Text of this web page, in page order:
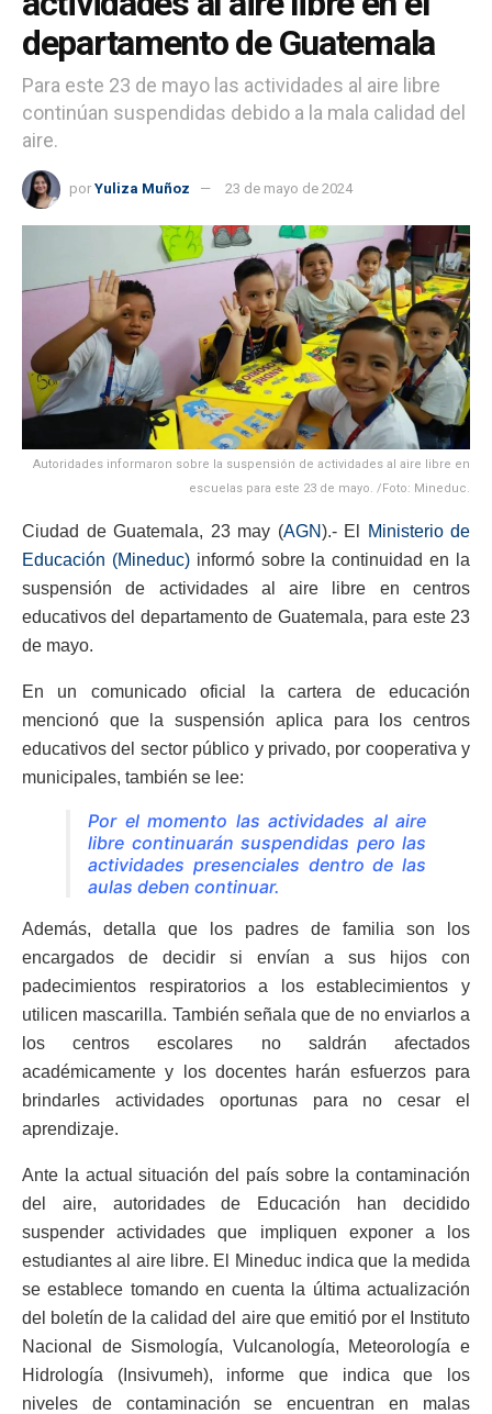
departamento de Guatemala
Para este 23 de mayo las actividades al aire libre
continúan suspendidas debido a la mala calidad del
aire.
por Yuliza Muñoz 23 de mayo de 2024
Autoridades informaron sobre la suspensión de actividades al aire libre en
escuelas para este 23 de mayo. /Foto: Mineduc.
Ciudad de Guatemala, 23 may (AGN).- El
Ministerio de
Educación (Mineduc)informó sobre la continuidad en la
suspensión de actividades al aire libre en centros
educativos del departamento de Guatemala, para este 23
de mayo.
En un comunicado oficial la cartera de educación
mencionó que la suspensión aplica para los centros
educativos del sector público y privado, por cooperativa y
municipales, también se lee:
Por el momento las actividades al aire
libre continuarán suspendidas pero las
actividades presenciales dentro de las
aulas deben continuar.
Además, detalla que los padres de familia son los
encargados de decidir si envían a sus hijos con
padecimientos respiratorios a los establecimientos y
utilicen mascarilla. También señala que de no enviarlos a
los centros escolares no saldrán afectados
académicamente y los docentes harán esfuerzos para
brindarles actividades oportunas para no cesar el
aprendizaje.
Ante la actual situación del país sobre la contaminación
del aire, autoridades de Educación han decidido
suspender actividades que impliquen exponer a los
estudiantes al aire libre. El Mineduc indica que la medida
se establece tomando en cuenta la última actualización
del boletín de la calidad del aire que emitió por el Instituto
Nacional de Sismología, Vulcanología, Meteorología e
Hidrología (Insivumeh), informe que indica que los
niveles de contaminación se encuentran en malas